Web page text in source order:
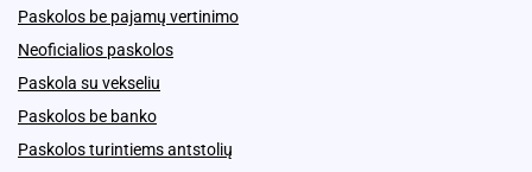
Paskolos be pajamų vertinimo
Neoficialios paskolos
Paskola su vekseliu
Paskolos be banko
Paskolos turintiems antstolių